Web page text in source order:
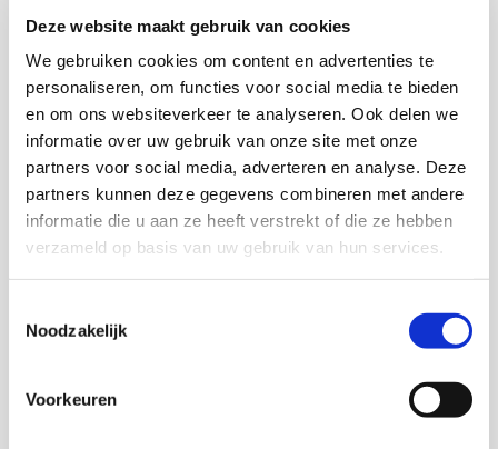
Deze website maakt gebruik van cookies
We gebruiken cookies om content en advertenties te
personaliseren, om functies voor social media te bieden
en om ons websiteverkeer te analyseren. Ook delen we
informatie over uw gebruik van onze site met onze
partners voor social media, adverteren en analyse. Deze
partners kunnen deze gegevens combineren met andere
informatie die u aan ze heeft verstrekt of die ze hebben
verzameld op basis van uw gebruik van hun services.
Noodzakelijk
Voorkeuren
Marjolijn Distelbrink
Senior onderzoeker
Rob Gilsing
Senior onderzoeker en adviseur kwaliteit KIS